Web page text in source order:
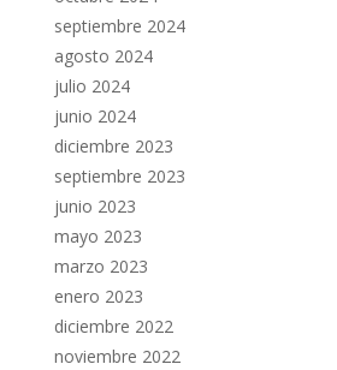
septiembre 2024
agosto 2024
julio 2024
junio 2024
diciembre 2023
septiembre 2023
junio 2023
mayo 2023
marzo 2023
enero 2023
diciembre 2022
noviembre 2022